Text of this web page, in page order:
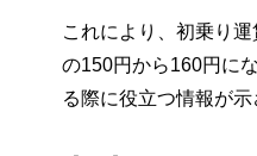
これにより、初乗り
の150円から160円に
る際に役立つ情報が示